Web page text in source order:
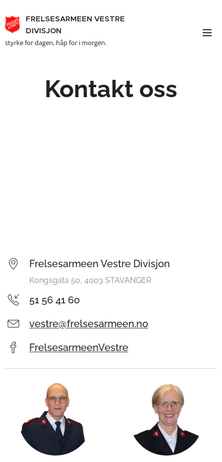
FRELSESARMEEN VESTRE
DIVISJON
styrke for dagen, håp for i morgen.
Kontakt oss
Frelsesarmeen Vestre Divisjon
Kongsgata 50, 4003 STAVANGER
51 56 41 60
vestre@frelsesarmeen.no
FrelsesarmeenVestre